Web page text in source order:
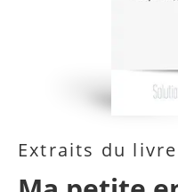
Extraits du livre